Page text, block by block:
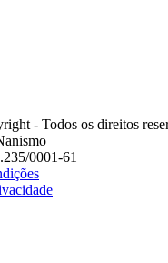
- Todos os direitos
0001-61